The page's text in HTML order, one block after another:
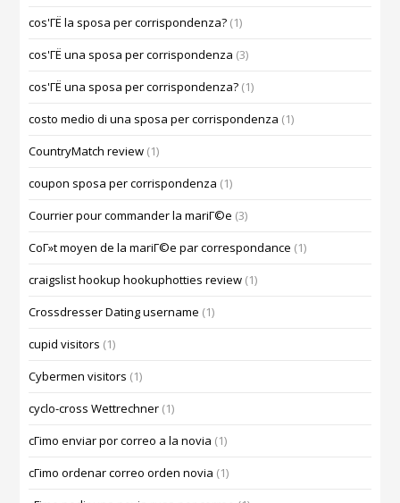
cos'ГЁ la sposa per corrispondenza? (1)
cos'ГЁ una sposa per corrispondenza (3)
cos'ГЁ una sposa per corrispondenza? (1)
costo medio di una sposa per corrispondenza (1)
CountryMatch review (1)
coupon sposa per corrispondenza (1)
Courrier pour commander la mariГ©e (3)
CoГ»t moyen de la mariГ©e par correspondance (1)
craigslist hookup hookuphotties review (1)
Crossdresser Dating username (1)
cupid visitors (1)
Cybermen visitors (1)
cyclo-cross Wettrechner (1)
cГіmo enviar por correo a la novia (1)
cГіmo ordenar correo orden novia (1)